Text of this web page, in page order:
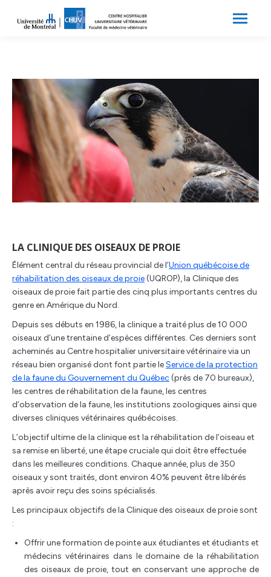
LA CLINIQUE DES OISEAUX DE PROIE
Élément central du réseau provincial de l’Union québécoise de
réhabilitation des oiseaux de proie(UQROP), la Clinique des
oiseaux de proie fait partie des cinq plus importants centres du
genre en Amérique du Nord.
Depuis ses débuts en 1986, la clinique a traité plus de 10 000
oiseaux d’une trentaine d’espèces différentes. Ces derniers sont
acheminés au Centre hospitalier universitaire vétérinaire via un
réseau bien organisé dont font partie leService de la protection
de la faune du Gouvernement du Québec(près de 70 bureaux),
les centres de réhabilitation de la faune, les centres
d’observation de la faune, les institutions zoologiques ainsi que
diverses cliniques vétérinaires québécoises.
L’objectif ultime de la clinique est la réhabilitation de l’oiseau et
sa remise en liberté, une étape cruciale qui doit être effectuée
dans les meilleures conditions. Chaque année, plus de 350
oiseaux y sont traités, dont environ 40% peuvent être libérés
après avoir reçu des soins spécialisés.
Les principaux objectifs de la Clinique des oiseaux de proie sont
:
Offrir une formation de pointe aux étudiantes et étudiants et
médecins vétérinaires dans le domaine de la réhabilitation
des oiseaux de proie, tout en conservant une approche de